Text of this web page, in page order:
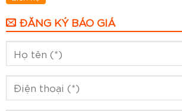
ĐĂNG KÝ BÁO GIÁ